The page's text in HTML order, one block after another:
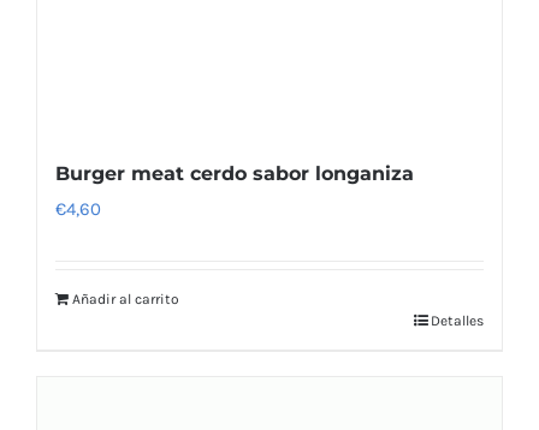
Burger meat cerdo sabor longaniza
€4,60
Añadir al carrito
Detalles